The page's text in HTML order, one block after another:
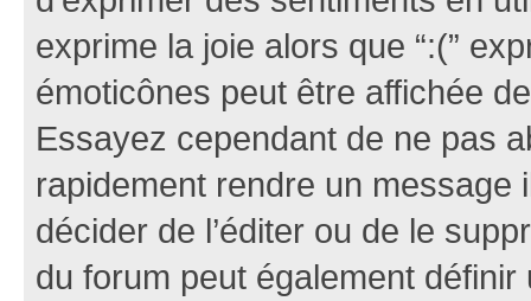
exprime la joie alors que “:(”
émoticônes peut être affichée
Essayez cependant de ne pas
rapidement rendre un message
décider de l’éditer ou de le
du forum peut également définir